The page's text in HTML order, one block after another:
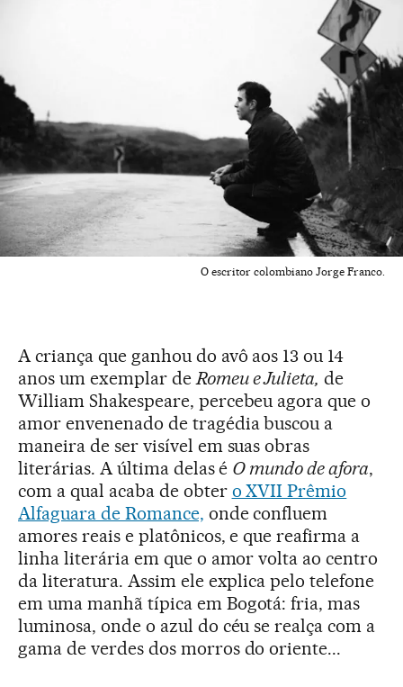
O escritor colombiano Jorge Franco.
A criança que ganhou do avô aos 13 ou 14
anos um exemplar de Romeu e Julieta, de
William Shakespeare, percebeu agora que o
amor envenenado de tragédia buscou a
maneira de ser visível em suas obras
literárias. A última delas é O mundo de afora,
com a qual acaba de obter o XVII Prêmio
Alfaguara de Romance, onde confluem
amores reais e platônicos, e que reafirma a
linha literária em que o amor volta ao centro
da literatura. Assim ele explica pelo telefone
em uma manhã típica em Bogotá: fria, mas
luminosa, onde o azul do céu se realça com a
gama de verdes dos morros do oriente...